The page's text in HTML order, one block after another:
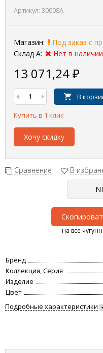
Артикул: 30008A
Магазин:
Под заказ с
Склад А:
Нет в наличии
13 071,24₽
В
Купить в 1 клик
Хочу скидку
Сравнение В
на все
Бренд
Коллекция, Серия
Изделие
Цвет
Подробные характеристики